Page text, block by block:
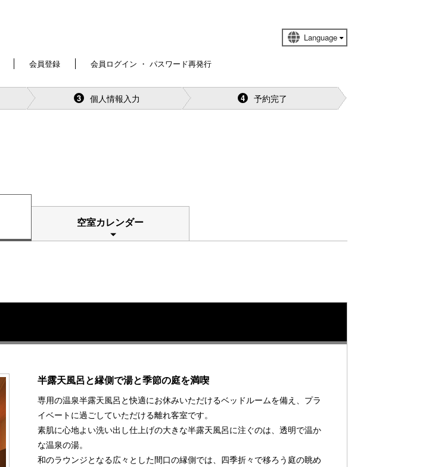
会員登録 会員ログイン ・ パスワード再発行
3 個人情報入力 4 予約完了
空室カレンダー
半露天風呂と縁側で湯と季節の庭を満喫
専用の温泉半露天風呂と快適にお休みいただけるベッドルームを備え、プラ
イベートに過ごしていただける離れ客室です。
素肌に心地よい洗い出し仕上げの大きな半露天風呂に注ぐのは、透明で温か
な温泉の湯。
和のラウンジとなる広々とした間口の縁側では、四季折々で移ろう庭の眺め